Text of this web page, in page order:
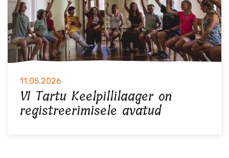
11.05.2026
VI Tartu Keelpillilaager on
registreerimisele avatud